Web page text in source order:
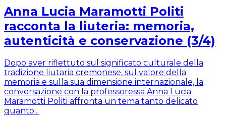
Anna Lucia Maramotti Politi
racconta la liuteria: memoria,
autenticità e conservazione (3/4)
Dopo aver riflettuto sul significato culturale della
tradizione liutaria cremonese, sul valore della
memoria e sulla sua dimensione internazionale, la
conversazione con la professoressa Anna Lucia
Maramotti Politi affronta un tema tanto delicato
quanto...